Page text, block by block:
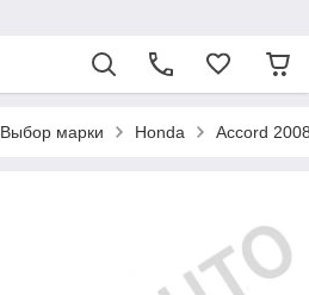
Выбор марки Honda Accord